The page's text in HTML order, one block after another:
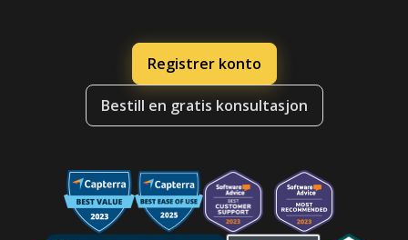
Registrer konto
Bestill en gratis konsultasjon